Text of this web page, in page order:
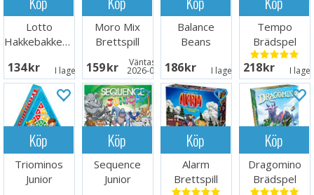
Lotto
Hakkebakkeskogen
134 SEK I lager: 1
Moro Mix
Brettspill
159 SEK Väntas in:
2026-08-17
Balance
Beans
spel
186 SEK I lager: 6
Tempo
Brädspel
218 SEK I
Köp
Triominos
Junior
Köp
Sequence
Junior
Köp
Alarm
Brettspill
Köp
Dragomino
Brädspel